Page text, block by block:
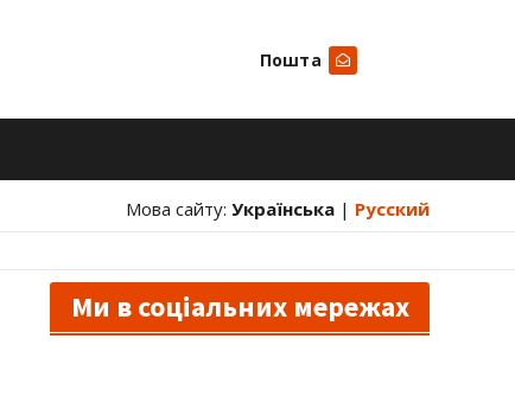
Пошта
Мова сайту: Українська | Русский
Ми в соціальних мережах